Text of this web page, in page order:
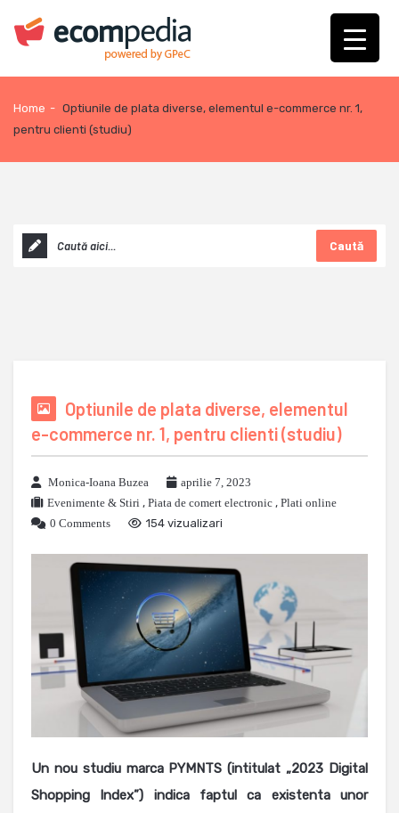
Home - Optiunile de plata diverse, elementul e-commerce nr. 1,
pentru clienti (studiu)
Caută
Optiunile de plata diverse, elementul
e-commerce nr. 1, pentru clienti (studiu)
Monica-Ioana Buzea
aprilie 7, 2023
Evenimente & Stiri , Piata de comert electronic , Plati online
0 Comments
154 vizualizari
Un nou studiu marca PYMNTS (intitulat „2023 Digital
Shopping Index”) indica faptul ca existenta unor